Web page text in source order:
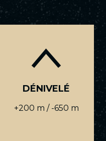
DÉNIVELÉ
+200 m / -650 m